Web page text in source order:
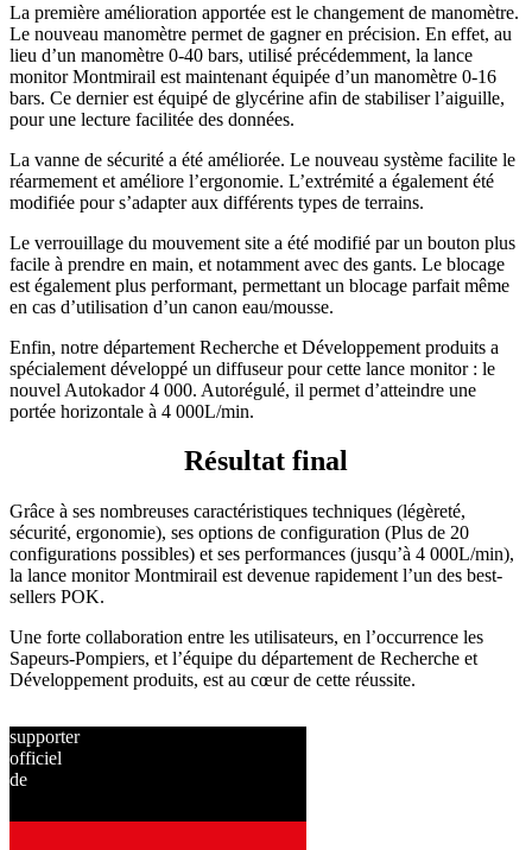
La première amélioration apportée est le changement de manomètre.
Le nouveau manomètre permet de gagner en précision. En effet, au
lieu d’un manomètre 0-40 bars, utilisé précédemment, la lance
monitor Montmirail est maintenant équipée d’un manomètre 0-16
bars. Ce dernier est équipé de glycérine afin de stabiliser l’aiguille,
pour une lecture facilitée des données.
La vanne de sécurité a été améliorée. Le nouveau système facilite le
réarmement et améliore l’ergonomie. L’extrémité a également été
modifiée pour s’adapter aux différents types de terrains.
Le verrouillage du mouvement site a été modifié par un bouton plus
facile à prendre en main, et notamment avec des gants. Le blocage
est également plus performant, permettant un blocage parfait même
en cas d’utilisation d’un canon eau/mousse.
Enfin, notre département Recherche et Développement produits a
spécialement développé un diffuseur pour cette lance monitor : le
nouvel Autokador 4 000. Autorégulé, il permet d’atteindre une
portée horizontale à 4 000L/min.
Résultat final
Grâce à ses nombreuses caractéristiques techniques (légèreté,
sécurité, ergonomie), ses options de configuration (Plus de 20
configurations possibles) et ses performances (jusqu’à 4 000L/min),
la lance monitor Montmirail est devenue rapidement l’un des best-
sellers POK.
Une forte collaboration entre les utilisateurs, en l’occurrence les
Sapeurs-Pompiers, et l’équipe du département de Recherche et
Développement produits, est au cœur de cette réussite.
supporter
officiel
de